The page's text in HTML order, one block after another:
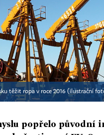
těžit ropa v roce 2016 (ilustrační
popřelo původní